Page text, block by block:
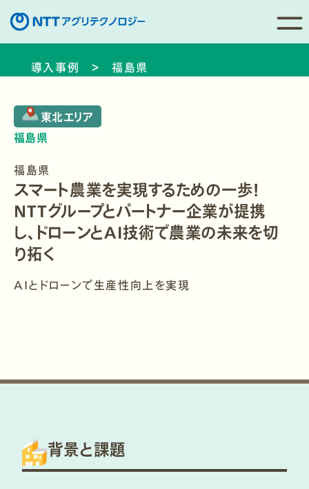
導入事例 ＞ 福島県
東北エリア
福島県
福島県
スマート農業を実現するための一歩！
NTTグループとパートナー企業が提携
し、ドローンとAI技術で農業の未来を切
り拓く
AIとドローンで生産性向上を実現
背景と課題